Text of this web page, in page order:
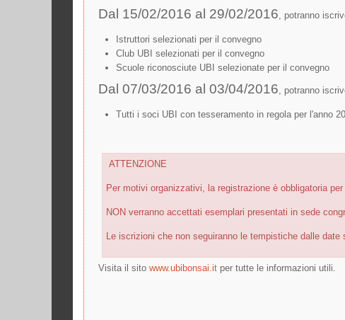
Dal 15/02/2016 al 29/02/2016, potranno
Istruttori selezionati per il convegno
Club UBI selezionati per il convegno
Scuole riconosciute UBI selezionate per il convegno
Dal 07/03/2016 al 03/04/2016, potranno
Tutti i soci UBI con tesseramento in regola per l'anno
ATTENZIONE
Per motivi organizzativi, la registrazione è obbligatoria
NON verranno accettati esemplari presentati in sede
Le iscrizioni che non seguiranno le tempistiche dalle
Visita il sito www.ubibonsai.it per tutte le informazioni utili.